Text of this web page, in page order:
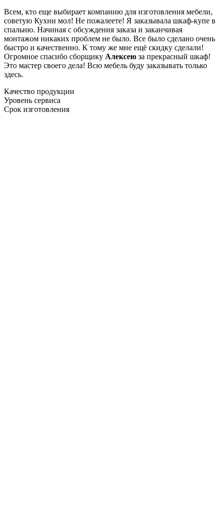
Всем, кто еще выбирает компанию для изготовления мебели,
советую Кухни мол! Не пожалеете! Я заказывала шкаф-купе в
спальню. Начиная с обсуждения заказа и заканчивая
монтажом никаких проблем не было. Все было сделано очень
быстро и качественно. К тому же мне ещё скидку сделали!
Огромное спасибо сборщику Алексею за прекрасный шкаф!
Это мастер своего дела! Всю мебель буду заказывать только
здесь.
Качество продукции
Уровень сервиса
Срок изготовления